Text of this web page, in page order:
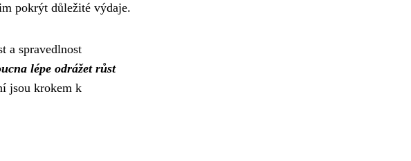
pokrýt důležité výdaje.
a spravedlnost
lépe odrážet růst
jsou krokem k